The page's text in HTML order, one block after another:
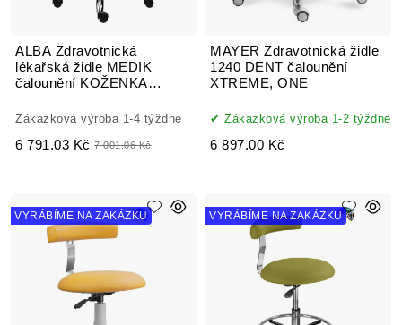
ALBA Zdravotnická
lékařská židle MEDIK
čalounění KOŽENKA
Zákazková výroba 1-4 týždne
6 791.03 Kč 7 001.06 Kč
MAYER Zdravotnická židle
1240 DENT čalounění
XTREME, ONE
Zákazková výroba 1-2 týždne
6 897.00 Kč
VYRÁBÍME NA ZAKÁZKU VYRÁBÍME NA ZAKÁZKU